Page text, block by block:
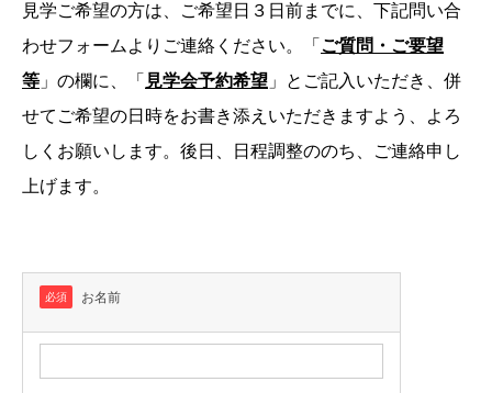
見学ご希望の方は、ご希望日３日前までに、下記問い合
わせフォームよりご連絡ください。「 ご質問・ご要望
等 」の欄に、「 見学会予約希望 」とご記入いただき、併
せてご希望の日時をお書き添えいただきますよう、よろ
しくお願いします。後日、日程調整ののち、ご連絡申し
上げます。
必須 お名前